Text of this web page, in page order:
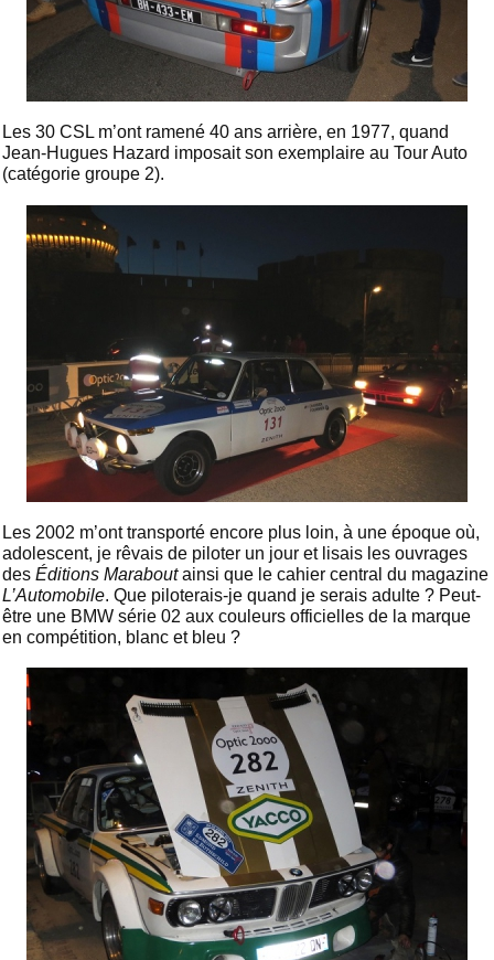
Les 30 CSL m’ont ramené 40 ans arrière, en 1977, quand
Jean-Hugues Hazard imposait son exemplaire au Tour Auto
(catégorie groupe 2).
Les 2002 m’ont transporté encore plus loin, à une époque où,
adolescent, je rêvais de piloter un jour et lisais les ouvrages
des Éditions Maraboutainsi que le cahier central du magazine
L’Automobile. Que piloterais-je quand je serais adulte ? Peut-
être une BMW série 02 aux couleurs officielles de la marque
en compétition, blanc et bleu ?